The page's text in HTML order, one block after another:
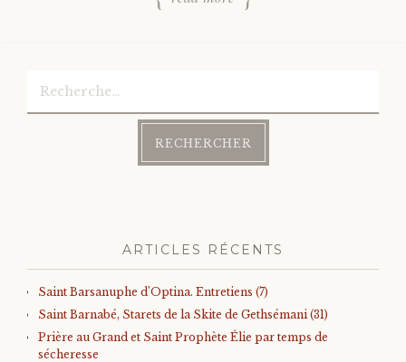
ARTICLES RÉCENTS
Saint Barsanuphe d’Optina. Entretiens (7)
Saint Barnabé, Starets de la Skite de Gethsémani (31)
Prière au Grand et Saint Prophète Élie par temps de
sécheresse